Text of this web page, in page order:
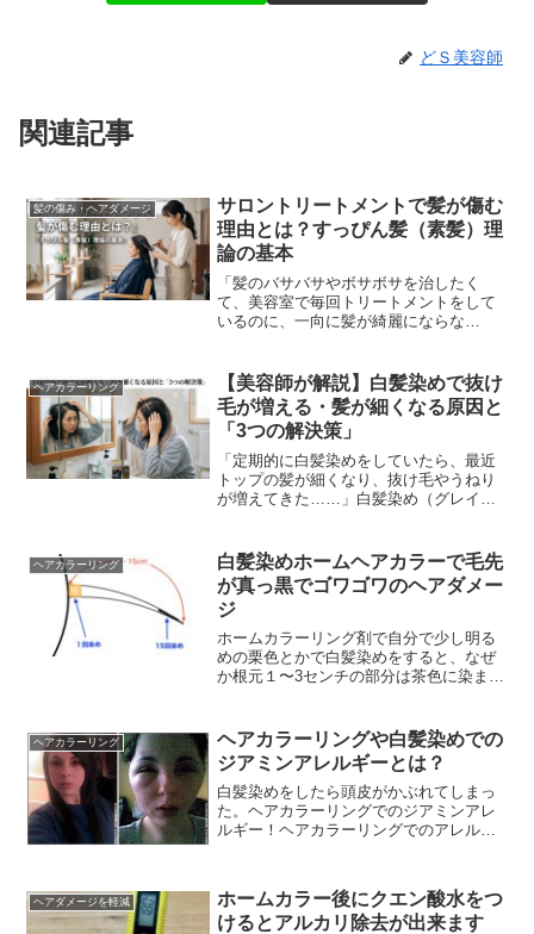
どＳ美容師
関連記事
髪の傷み・ヘアダメージ
サロントリートメントで髪が傷む
理由とは？すっぴん髪（素髪）理
論の基本
「髪のバサバサやボサボサを治したく
て、美容室で毎回トリートメントをして
いるのに、一向に髪が綺麗にならな
うサロントリートメントが、逆...
ヘアカラーリング
【美容師が解説】白髪染めで抜け
毛が増える・髪が細くなる原因と
「3つの解決策」
「定期的に白髪染めをしていたら、最近
トップの髪が細くなり、抜け毛やうねり
が増えてきた……」白髪染め（グレイカ
す。この問題は、単...
ヘアカラーリング
白髪染めホームヘアカラーで毛先
が真っ黒でゴワゴワのヘアダメー
ジ
ホームカラーリング剤で自分で少し明る
めの栗色とかで白髪染めをすると、なぜ
か根元１〜3センチの部分は茶色に染まっ
かも毛先はゴワゴワ...
ヘアカラーリング
ヘアカラーリングや白髪染めでの
ジアミンアレルギーとは？
白髪染めをしたら頭皮がかぶれてしまっ
た。ヘアカラーリングでのジアミンアレ
ルギー！ヘアカラーリングでのアレルギ
す。◎ジアミン系染料ジ...
ヘアダメージを軽減
ホームカラー後にクエン酸水をつ
けるとアルカリ除去が出来ます